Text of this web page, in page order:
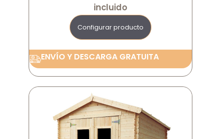
incluido
Configurar producto
ENVÍO Y DESCARGA GRATUITA